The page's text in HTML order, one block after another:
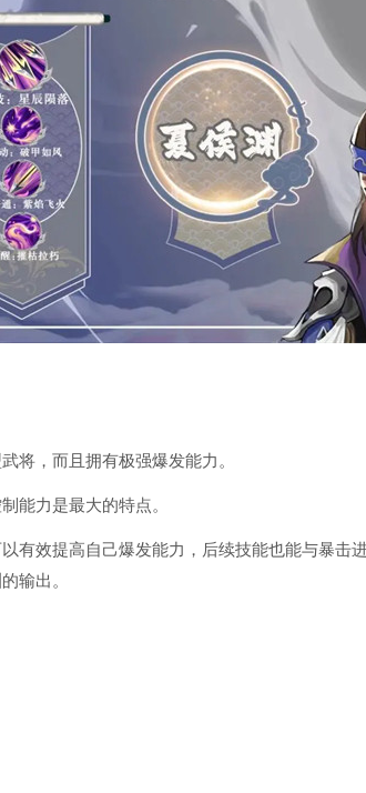
将，而且拥有极强爆发能力。
能力是最大的特点。
以有效提高自己爆发能力，后续技能也能与暴击
输出。